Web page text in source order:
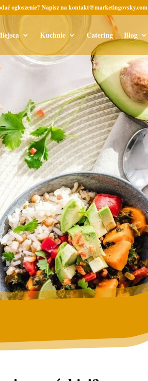
ogłoszenie? Napisz na kontakt@marketingovsky.com
Kuchnie Catering Blog